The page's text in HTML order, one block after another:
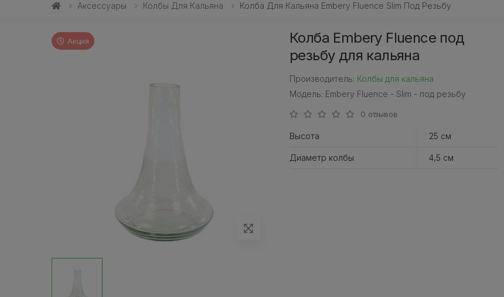
Аксессуары Колбы Для Кальяна Колба Для Кальяна Embery Fluence Slim Под Резьбу
Акция
Колба Embery Fluence под
резьбу для кальяна
Производитель: Колбы для кальяна
Модель: Embery Fluence - Slim - под резьбу
0 отзывов
Высота 25 см
Диаметр колбы 4,5 см